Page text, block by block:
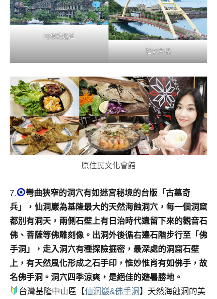
阿根納遺址
社寮大橋
原住民文化會館
7.
彎曲狹窄的洞穴有如迷宮秘境的台版「古墓奇
兵」，仙洞巖為基隆最大的天然海蝕洞穴，每一個洞窟
都別有洞天，兩側石壁上有日治時代遺留下來的觀音石
佛、菩薩等佛雕刻像。出洞外後循右邊石階步行至「佛
手洞」，走入洞穴有種探險掘密，最深處的洞窟石壁
上，有天然風化形成之石手印，惟妙惟肖有如佛手，故
名佛手洞。洞穴四季涼爽，是絕佳的避暑勝地。
台灣基隆中山區【仙洞巖&佛手洞 】天然海蝕洞的美